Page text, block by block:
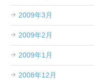
2009年3月
2009年2月
2009年1月
2008年12月